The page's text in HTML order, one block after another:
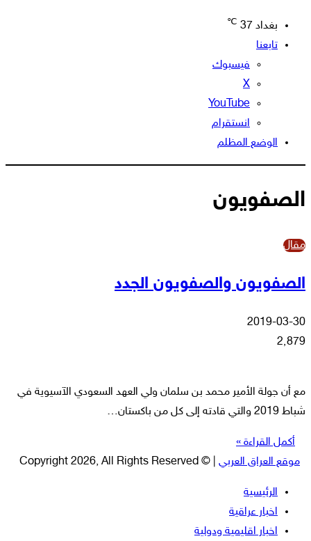
بغداد 37
℃
تابعنا
فيسبوك
‫X
‫YouTube
انستقرام
الوضع المظلم
الصفويون
مقال
الصفويون والصفويون الجدد
2019-03-30
2٬879
مع أن جولة الأمير محمد بن سلمان ولي العهد السعودي الآسيوية في
شباط 2019 والتي قادته إلى كل من باكستان…
أكمل القراءة »
موقع العراق العربي | © Copyright 2026, All Rights Reserved
الرئيسية
اخبار عراقية
اخبار اقليمية ودولية